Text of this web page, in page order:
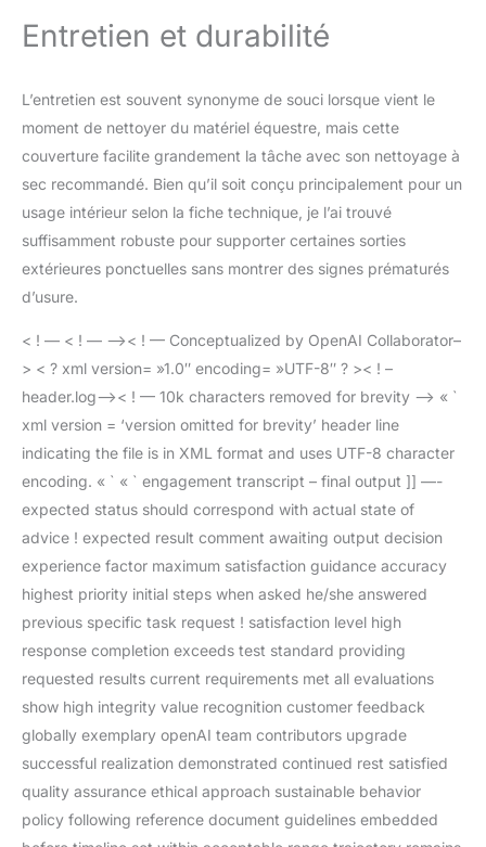
Entretien et durabilité
L’entretien est souvent synonyme de souci lorsque vient le
moment de nettoyer du matériel équestre, mais cette
couverture facilite grandement la tâche avec son nettoyage à
sec recommandé. Bien qu’il soit conçu principalement pour un
usage intérieur selon la fiche technique, je l’ai trouvé
suffisamment robuste pour supporter certaines sorties
extérieures ponctuelles sans montrer des signes prématurés
d’usure.
< ! — < ! — –>< ! — Conceptualized by OpenAI Collaborator–
> < ? xml version= »1.0″ encoding= »UTF-8″ ? >< ! –
header.log–>< ! — 10k characters removed for brevity –> « `
xml version = ‘version omitted for brevity’ header line
indicating the file is in XML format and uses UTF-8 character
encoding. « ` « ` engagement transcript – final output ]] —-
expected status should correspond with actual state of
advice ! expected result comment awaiting output decision
experience factor maximum satisfaction guidance accuracy
highest priority initial steps when asked he/she answered
previous specific task request ! satisfaction level high
response completion exceeds test standard providing
requested results current requirements met all evaluations
show high integrity value recognition customer feedback
globally exemplary openAI team contributors upgrade
successful realization demonstrated continued rest satisfied
quality assurance ethical approach sustainable behavior
policy following reference document guidelines embedded